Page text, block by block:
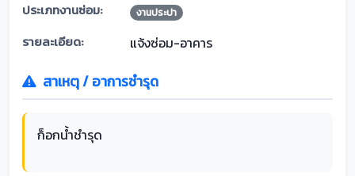
ประเภทงานซ่อม: งานประปา
รายละเอียด: แจ้งซ่อม-อาคาร
สาเหตุ / อาการชำรุด
ก็อกน้ำชำรุด